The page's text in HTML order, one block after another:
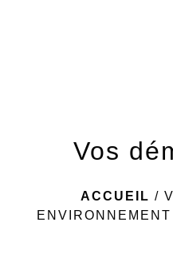
Vos
ACCUEIL /
ENVIRONNEMENT